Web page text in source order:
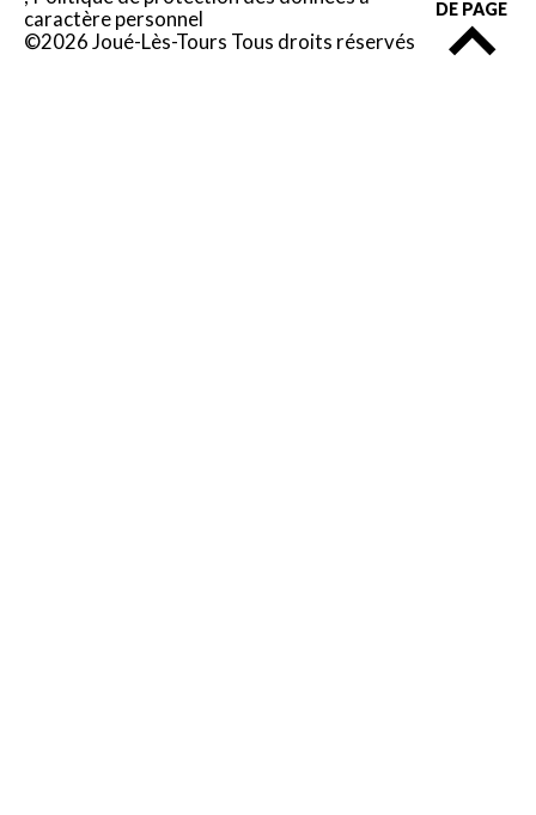
caractère personnel
©2026 Joué-Lès-Tours Tous droits réservés
DE PAGE